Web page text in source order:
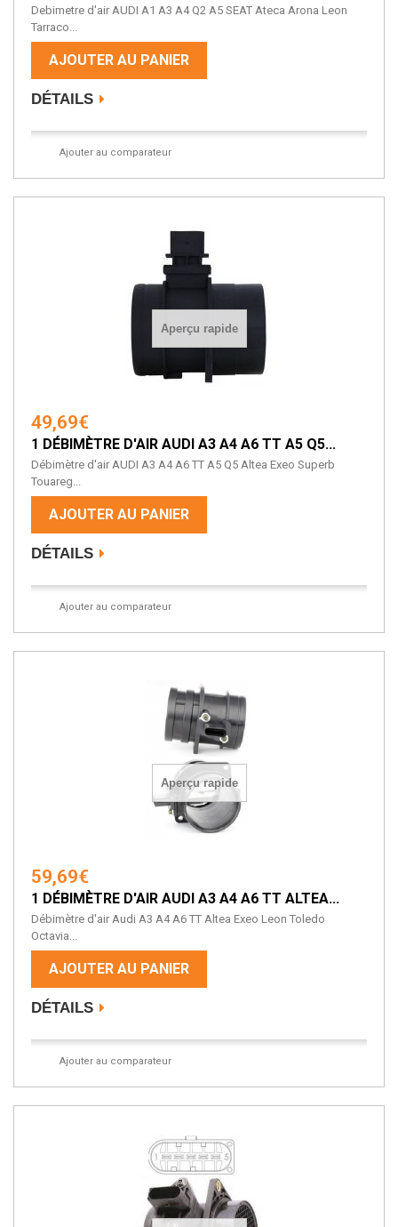
Debimetre d'air AUDI A1 A3 A4 Q2 A5 SEAT Ateca Arona Leon
Tarraco...
AJOUTER AU PANIER
DÉTAILS
Ajouter au comparateur
Aperçu rapide
49,69€
1 DÉBIMÈTRE D'AIR AUDI A3 A4 A6 TT A5 Q5...
Débimètre d'air AUDI A3 A4 A6 TT A5 Q5 Altea Exeo Superb
Touareg...
AJOUTER AU PANIER
DÉTAILS
Ajouter au comparateur
Aperçu rapide
59,69€
1 DÉBIMÈTRE D'AIR AUDI A3 A4 A6 TT ALTEA...
Débimètre d'air Audi A3 A4 A6 TT Altea Exeo Leon Toledo
Octavia...
AJOUTER AU PANIER
DÉTAILS
Ajouter au comparateur